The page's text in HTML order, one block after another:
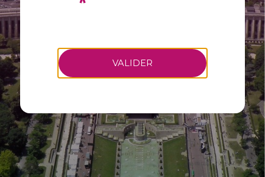
VALIDER